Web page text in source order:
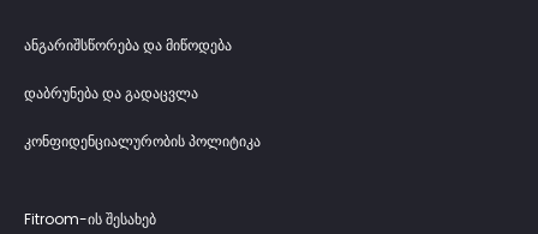
ანგარიშსწორება და მიწოდება
დაბრუნება და გადაცვლა
კონფიდენციალურობის პოლიტიკა
Fitroom-ის შესახებ